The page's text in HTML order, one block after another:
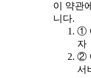
이 약관
니다.
①
자
②
서